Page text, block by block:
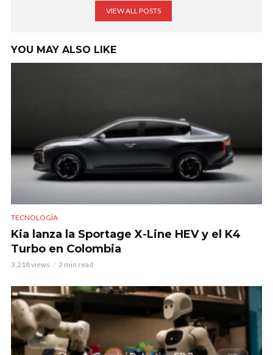
VIEW ALL POSTS
YOU MAY ALSO LIKE
TECNOLOGÍA
Kia lanza la Sportage X-Line HEV y el K4
Turbo en Colombia
3.218 views 2 min read